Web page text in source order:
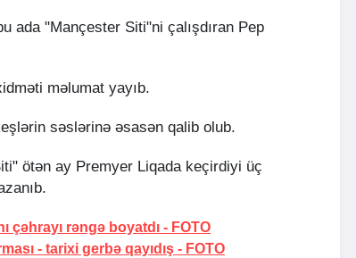
ada "Mançester Siti"ni çalışdıran Pep
məlumat yayıb.
səslərinə əsasən qalib olub.
ötən ay Premyer Liqada keçirdiyi üç
çəhrayı rəngə boyatdı - FOTO
- tarixi gerbə qayıdış - FOTO